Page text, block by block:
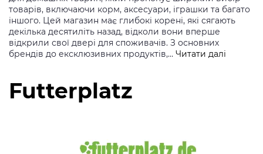
товарів, включаючи корм, аксесуари, іграшки та багато
іншого. Цей магазин має глибокі корені, які сягають
декілька десятиліть назад, відколи вони вперше
відкрили свої двері для споживачів. З основних
брендів до ексклюзивних продуктів,… Читати далі
Futterplatz